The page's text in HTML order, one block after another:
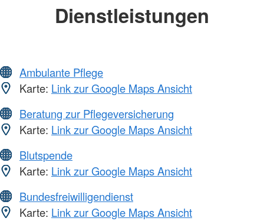
Dienstleistungen
Ambulante Pflege
Karte: Link zur Google Maps Ansicht
Beratung zur Pflegeversicherung
Karte: Link zur Google Maps Ansicht
Blutspende
Karte: Link zur Google Maps Ansicht
Bundesfreiwilligendienst
Karte: Link zur Google Maps Ansicht